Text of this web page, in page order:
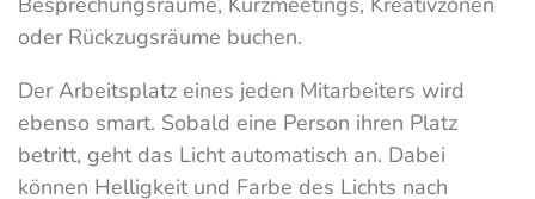
oder Rückzugsräume buchen.
Der Arbeitsplatz eines jeden Mitarbeiters wird
ebenso smart. Sobald eine Person ihren Platz
betritt, geht das Licht automatisch an. Dabei
können Helligkeit und Farbe des Lichts nach